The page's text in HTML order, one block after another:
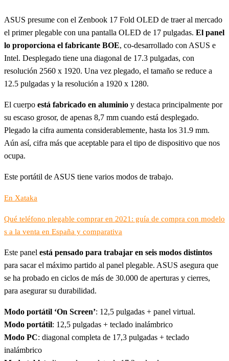
ASUS presume con el Zenbook 17 Fold OLED de traer al mercado
el primer plegable con una pantalla OLED de 17 pulgadas. El panel
lo proporciona el fabricante BOE, co-desarrollado con ASUS e
Intel. Desplegado tiene una diagonal de 17.3 pulgadas, con
resolución 2560 x 1920. Una vez plegado, el tamaño se reduce a
12.5 pulgadas y la resolución a 1920 x 1280.
El cuerpo está fabricado en aluminio y destaca principalmente por
su escaso grosor, de apenas 8,7 mm cuando está desplegado.
Plegado la cifra aumenta considerablemente, hasta los 31.9 mm.
Aún así, cifra más que aceptable para el tipo de dispositivo que nos
ocupa.
Este portátil de ASUS tiene varios modos de trabajo.
En Xataka
Qué teléfono plegable comprar en 2021: guía de compra con modelo
s a la venta en España y comparativa
Este panel está pensado para trabajar en seis modos distintos
para sacar el máximo partido al panel plegable. ASUS asegura que
se ha probado en ciclos de más de 30.000 de aperturas y cierres,
para asegurar su durabilidad.
Modo portátil ‘On Screen’: 12,5 pulgadas + panel virtual.
Modo portátil: 12,5 pulgadas + teclado inalámbrico
Modo PC: diagonal completa de 17,3 pulgadas + teclado
inalámbrico